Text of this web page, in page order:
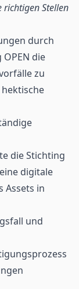
Stellen
durch
die
zu
die Stichting
digitale
Assets in
und